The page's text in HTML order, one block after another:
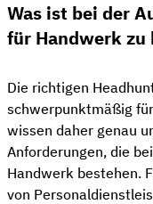
Was ist bei der
für Handwerk zu
Die richtigen
schwerpunktmäßig
wissen daher genau
Anforderungen, die
Handwerk bestehen.
von